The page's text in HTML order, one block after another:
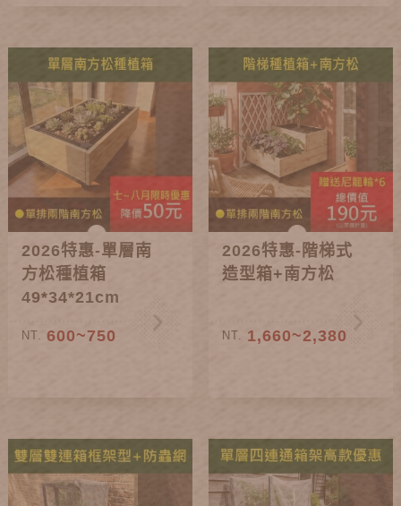
2026特惠-單層南
方松種植箱
49*34*21cm
NT. 600~750
2026特惠-階梯式
造型箱+南方松
NT. 1,660~2,380